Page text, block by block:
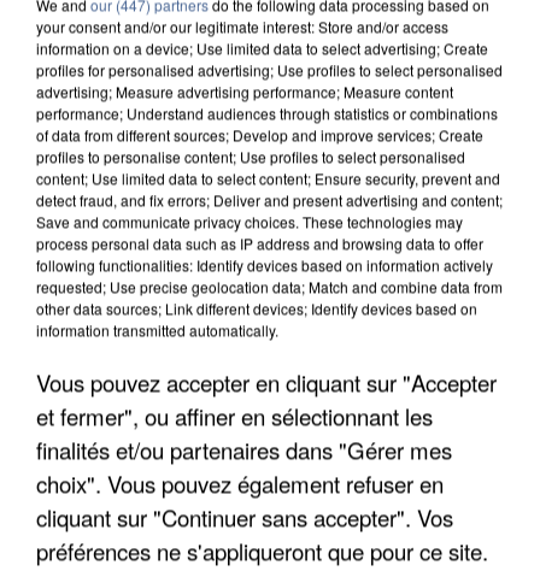
APRÈS TOUTES CES CANICULES, LES REFUGES
DE FAUNE SAUVAGE SONT...
your consent and/or our legitimate interest: Store and/or access
information on a device; Use limited data to select advertising; Create
profiles for personalised advertising; Use profiles to select personalised
advertising; Measure advertising performance; Measure content
performance; Understand audiences through statistics or combinations
of data from different sources; Develop and improve services; Create
profiles to personalise content; Use profiles to select personalised
content; Use limited data to select content; Ensure security, prevent and
detect fraud, and fix errors; Deliver and present advertising and content;
Save and communicate privacy choices. These technologies may
process personal data such as IP address and browsing data to offer
following functionalities: Identify devices based on information actively
requested; Use precise geolocation data; Match and combine data from
other data sources; Link different devices; Identify devices based on
information transmitted automatically.
Vous pouvez accepter en cliquant sur "Accepter
et fermer", ou affiner en sélectionnant les
finalités et/ou partenaires dans "Gérer mes
choix". Vous pouvez également refuser en
cliquant sur "Continuer sans accepter". Vos
préférences ne s'appliqueront que pour ce site.